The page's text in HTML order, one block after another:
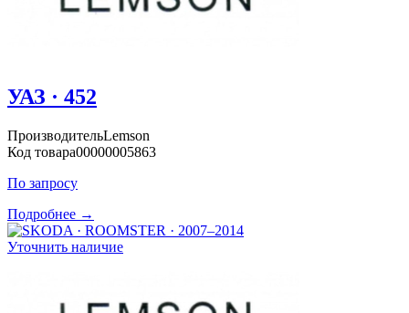
УАЗ · 452
ПроизводительLemson
Код товара00000005863
По запросу
Подробнее →
Уточнить наличие